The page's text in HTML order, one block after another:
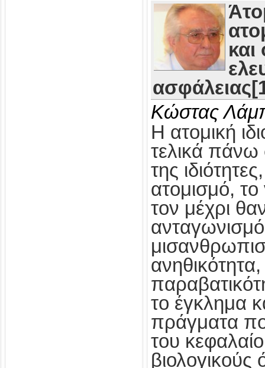
Κώστας
Η ατομική
τελικά πάνω
της
ατομισμό,
τον μέχρι
ανηθικότητα,
το έγκλημα
πράγματα
του
βιολογικούς